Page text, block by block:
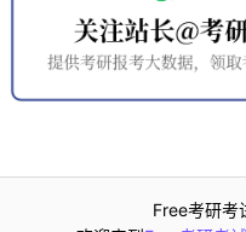
Free考研考